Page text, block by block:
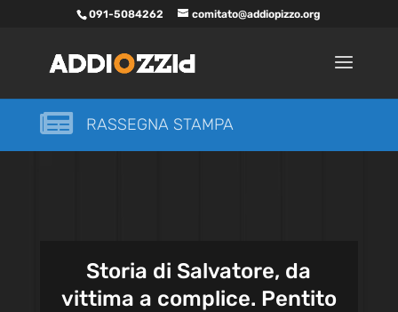
091-5084262 comitato@addiopizzo.org
 RASSEGNA STAMPA
Storia di Salvatore, da
vittima a complice. Pentito